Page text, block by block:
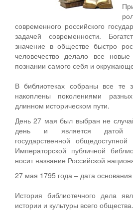
современного российского
задачей современности.
значение в обществе быстро
человечество делало все
познании самого себя и
В библиотеках собраны все те
накоплены поколениями
длинном историческом пути.
День 27 мая был выбран не
день и является датой
государственной
Императорской публичной
носит название Российской
27 мая 1795 года – дата основания
История библиотечного дела
истории и культуры всего общества.